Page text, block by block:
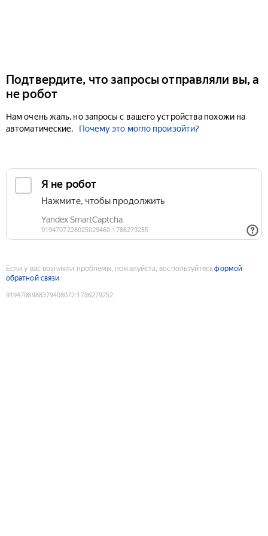
Подтвердите, что запросы отправляли вы, а
не робот
Нам очень жаль, но запросы с вашего устройства похожи на
автоматические.
Почему это могло произойти?
Если у вас возникли проблемы, пожалуйста, воспользуйтесьформой
обратной связи
9194706988379408072:1786279252